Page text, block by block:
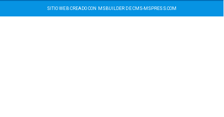
SITIO WEB CREADO CON MSBUILDER DE CMS-MSPRESS.COM